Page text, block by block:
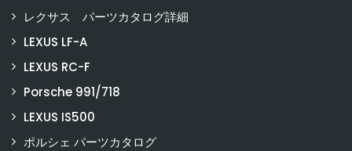
レクサス パーツカタログ詳細
LEXUS LF-A
LEXUS RC-F
Porsche 991/718
LEXUS IS500
ポルシェ パーツカタログ